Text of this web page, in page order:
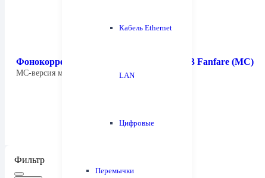
Кабель Ethernet
LAN
Цифровые
Перемычки
Фонокорректор Graham Slee Gram Amp 3 Fanfare (MC)
МС-версия модели Graham Slee Gram Amp…
Фильтр